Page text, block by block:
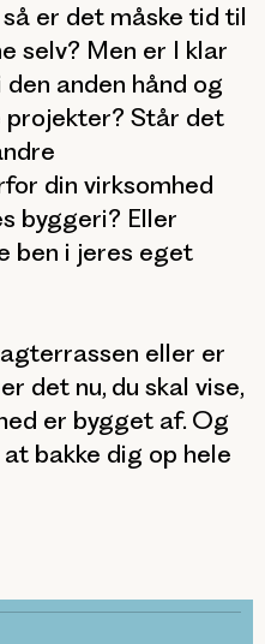
er det måske tid til
selv? Men er I klar
anden hånd og
projekter? Står det
din virksomhed
byggeri? Eller
ben i jeres eget
eller er
det nu, du skal vise,
er bygget af. Og
bakke dig op hele